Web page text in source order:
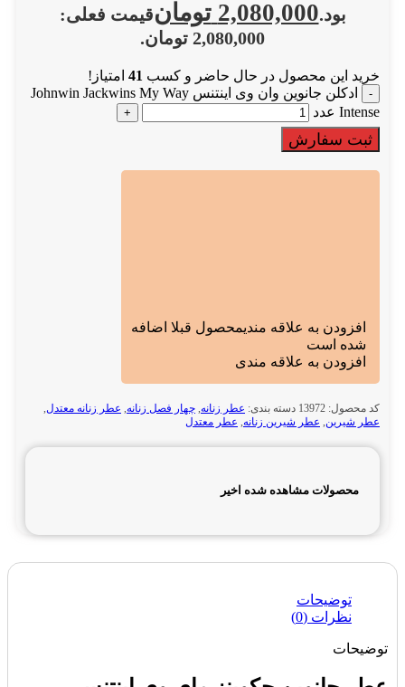
بود.2,080,000 تومانقیمت فعلی:
2,080,000 تومان.
خرید این محصول در حال حاضر و کسب 41 امتیاز!
ادکلن جانوین وان وی اینتنس Johnwin Jackwins My Way
Intense عدد
ثبت سفارش
افزودن به علاقه مندیمحصول قبلا اضافه
شده است
افزودن به علاقه مندی
کد محصول: 13972 دسته بندی: عطر زنانه, چهار فصل زنانه, عطر زنانه معتدل,
عطر شیرین, عطر شیرین زنانه, عطر معتدل
محصولات مشاهده شده اخیر
توضیحات
نظرات (0)
توضیحات